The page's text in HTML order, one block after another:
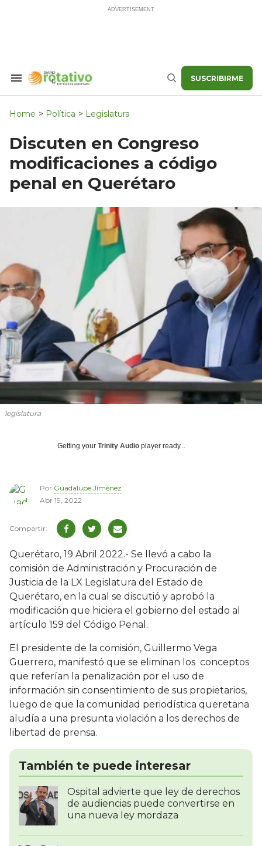
Search
Navigation
Buscar SUSCRIBIRME
Home > Política > Legislatura
Discuten en Congreso
modificaciones a código
penal en Querétaro
legislatura
Getting your Trinity Audio player ready...
Por Guadalupe Jiménez
Abr 19, 2022
Querétaro, 19 Abril 2022.- Se llevó a cabo la
comisión de Administración y Procuración de
Justicia de la LX Legislatura del Estado de
Querétaro, en la cual se discutió y aprobó la
modificación que hiciera el gobierno del estado al
artículo 159 del Código Penal.
El presidente de la comisión, Guillermo Vega
Guerrero, manifestó que se eliminan los conceptos
que referían la penalización por el uso de
información sin consentimiento de sus propietarios,
luego de que la comunidad periodística queretana
aludía a una presunta violación a los derechos de
libertad de prensa.
También te puede interesar
Ospital advierte que ley de derechos
de audiencias puede convertirse en
una nueva ley mordaza